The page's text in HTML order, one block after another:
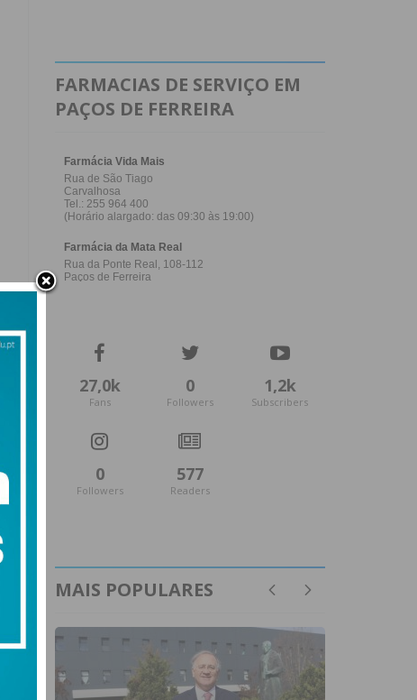
FARMACIAS DE SERVIÇO EM
PAÇOS DE FERREIRA
27,0k
Fans
0
Followers
1,2k
Subscribers
0
Followers
577
Readers
MAIS POPULARES